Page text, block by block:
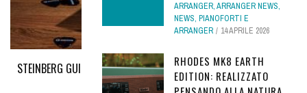
STEINBERG GUITAR RECORDING KIT, TUTTO IL NECESSARIO PER IL
CHITARRISTA
ARRANGER,ARRANGER NEWS,
NEWS, PIANOFORTI E
ARRANGER
14 APRILE 2026
RHODES MK8 EARTH
EDITION: REALIZZATO